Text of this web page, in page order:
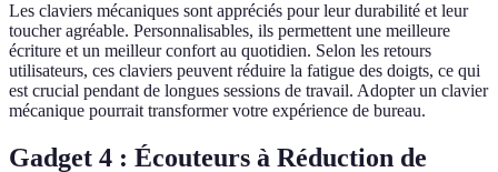
Les claviers mécaniques sont appréciés pour leur durabilité et leur
toucher agréable. Personnalisables, ils permettent une meilleure
écriture et un meilleur confort au quotidien. Selon les retours
utilisateurs, ces claviers peuvent réduire la fatigue des doigts, ce qui
est crucial pendant de longues sessions de travail. Adopter un clavier
mécanique pourrait transformer votre expérience de bureau.
Gadget 4 : Écouteurs à Réduction de